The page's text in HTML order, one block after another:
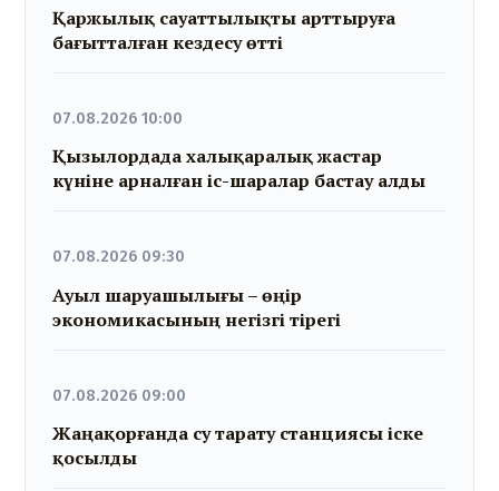
Қаржылық сауаттылықты арттыруға
бағытталған кездесу өтті
07.08.2026 10:00
Қызылордада халықаралық жастар
күніне арналған іс-шаралар бастау алды
07.08.2026 09:30
Ауыл шаруашылығы – өңір
экономикасының негізгі тірегі
07.08.2026 09:00
Жаңақорғанда су тарату станциясы іске
қосылды